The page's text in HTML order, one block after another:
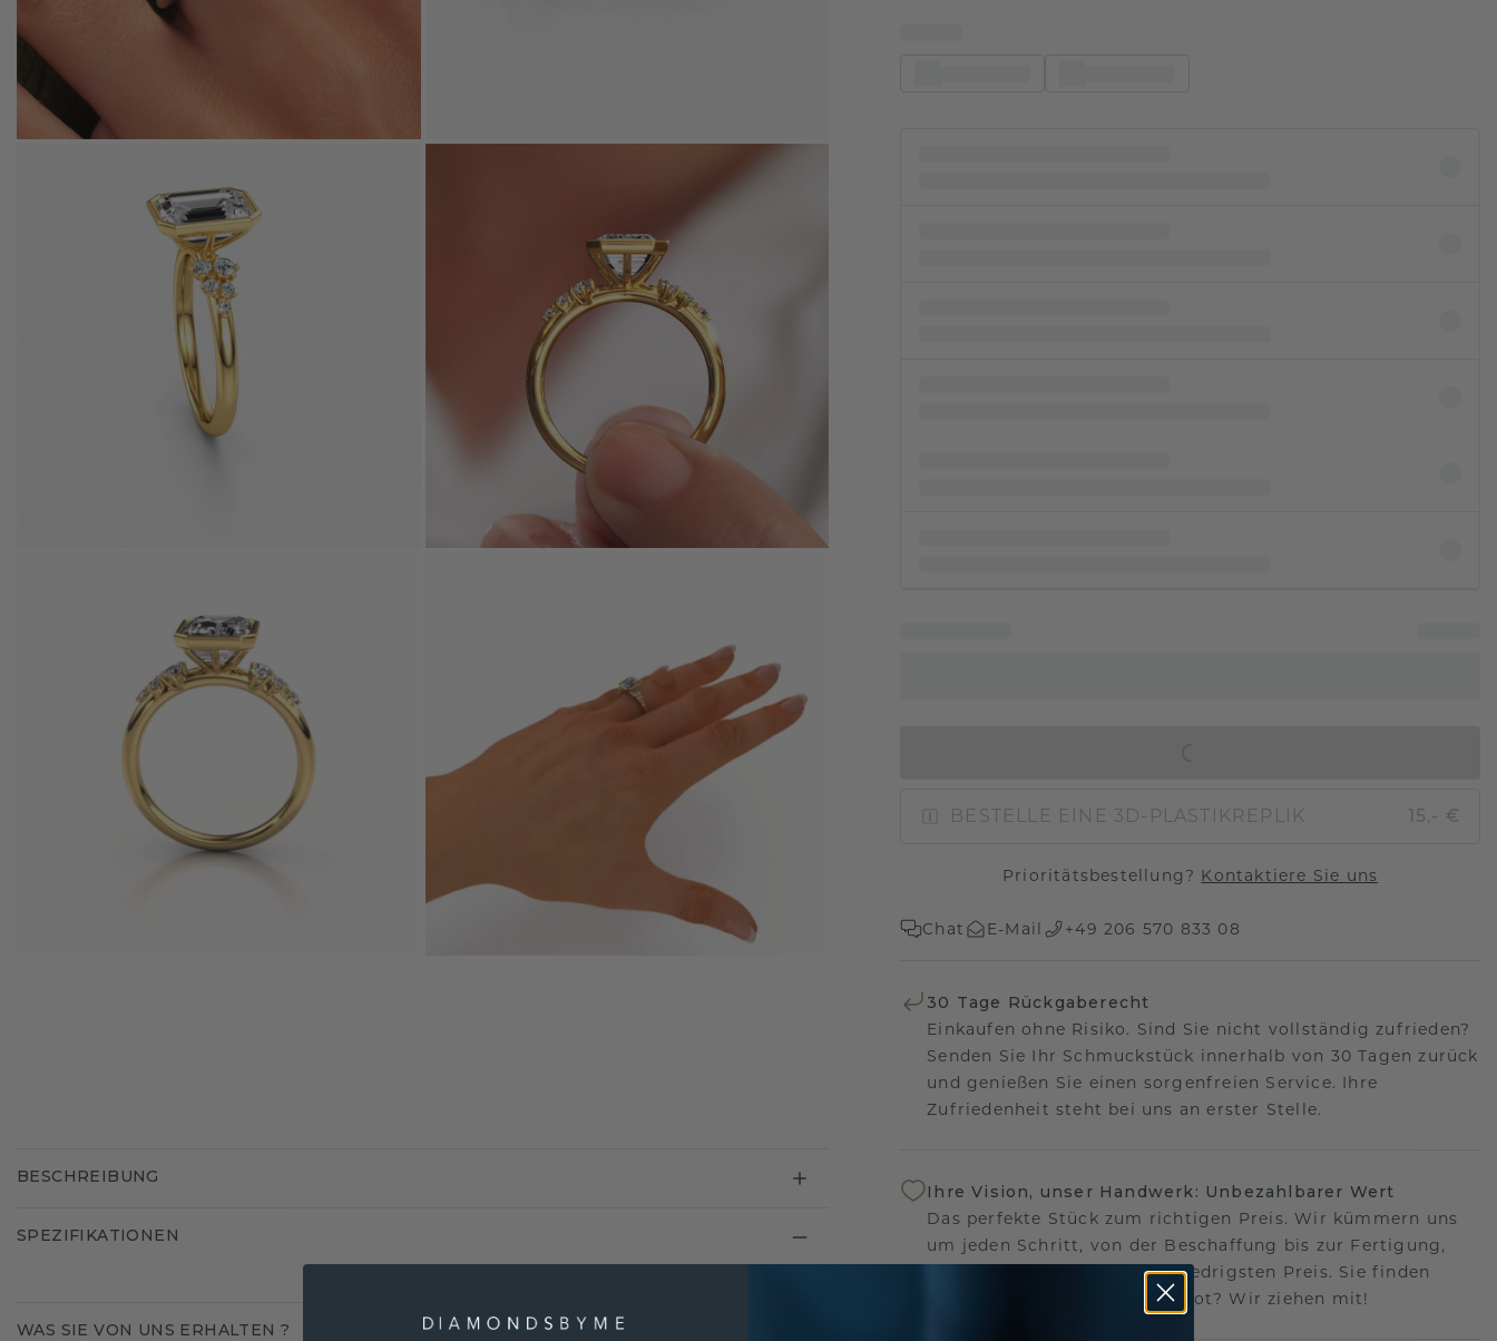
BESTELLE EINE 3D-PLASTIKREPLIK 15,- €
Prioritätsbestellung? Kontaktiere Sie uns
Chat E-Mail +49 206 570 833 08
30 Tage Rückgaberecht
Einkaufen ohne Risiko. Sind Sie nicht vollständig zufrieden?
Senden Sie Ihr Schmuckstück innerhalb von 30 Tagen zurück
und genießen Sie einen sorgenfreien Service. Ihre
Zufriedenheit steht bei uns an erster Stelle.
Ihre Vision, unser Handwerk: Unbezahlbarer Wert
Das perfekte Stück zum richtigen Preis. Wir kümmern uns
um jeden Schritt, von der Beschaffung bis zur Fertigung,
und garantieren Ihnen den niedrigsten Preis. Sie finden
anderswo ein besseres Angebot? Wir ziehen mit!
BESCHREIBUNG
SPEZIFIKATIONEN
WAS SIE VON UNS ERHALTEN ?